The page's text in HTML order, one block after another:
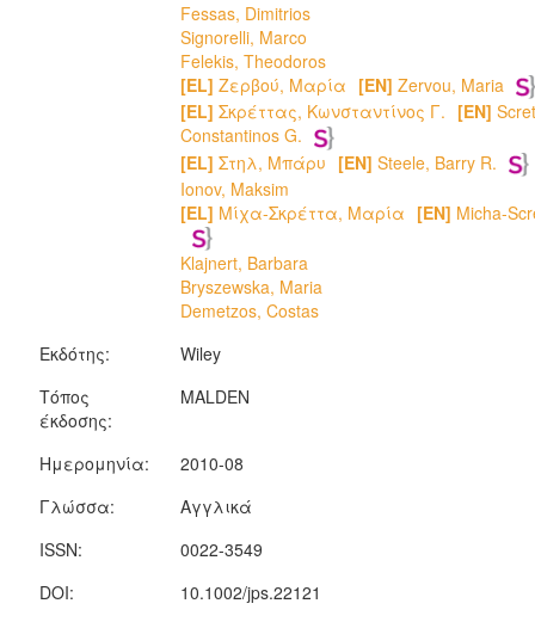
Fessas, Dimitrios
Signorelli, Marco
Felekis, Theodoros
[EL] Ζερβού, Μαρία [EN] Zervou, Maria
[EL] Σκρέττας, Κωνσταντίνος Γ. [EN]
Constantinos G.
[EL] Στηλ, Μπάρυ [EN] Steele, Barry R.
Ionov, Maksim
[EL] Μίχα-Σκρέττα, Μαρία [EN] Micha-
Klajnert, Barbara
Bryszewska, Maria
Demetzos, Costas
Εκδότης:
Wiley
Τόπος
έκδοσης:
MALDEN
Ημερομηνία:
2010-08
Γλώσσα:
Αγγλικά
ISSN:
0022-3549
DOI:
10.1002/jps.22121